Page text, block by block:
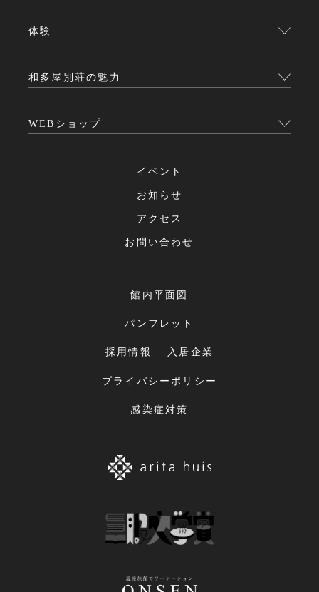
体験
和多屋別荘の魅力
WEBショップ
イベント
お知らせ
アクセス
お問い合わせ
館内平面図
パンフレット
採用情報 入居企業
プライバシーポリシー
感染症対策